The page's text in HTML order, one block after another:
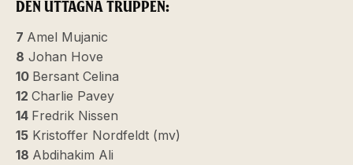
DEN UTTAGNA TRUPPEN:
7 Amel Mujanic
8 Johan Hove
10 Bersant Celina
12 Charlie Pavey
14 Fredrik Nissen
15 Kristoffer Nordfeldt (mv)
18 Abdihakim Ali